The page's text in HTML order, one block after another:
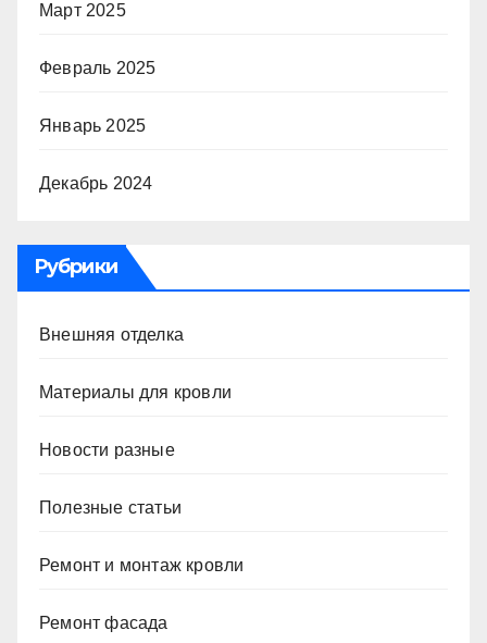
Март 2025
Февраль 2025
Январь 2025
Декабрь 2024
Рубрики
Внешняя отделка
Материалы для кровли
Новости разные
Полезные статьи
Ремонт и монтаж кровли
Ремонт фасада